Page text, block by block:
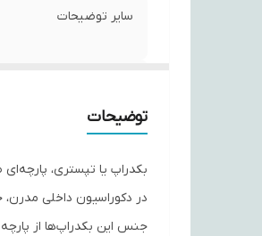
سایر توضیحات
توضیحات
بکدراپ یا تپستری،
در دکوراسیون داخلی مدرن،
جنس این بکدراپ‌ها از